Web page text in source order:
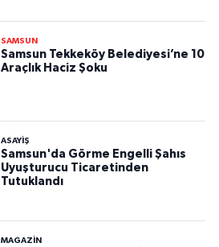
SAMSUN
Samsun Tekkeköy Belediyesi’ne 10
Araçlık Haciz Şoku
ASAYIŞ
Samsun'da Görme Engelli Şahıs
Uyuşturucu Ticaretinden
Tutuklandı
MAGAZİN